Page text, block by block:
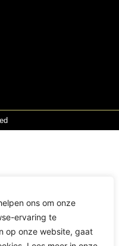
ons om onze
ervaring te
op onze website, gaat